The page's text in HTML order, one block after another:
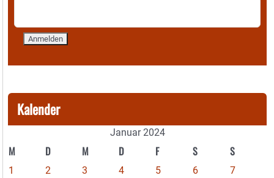
Kalender
Januar 2024
M D M D F S S
1 2 3 4 5 6
7